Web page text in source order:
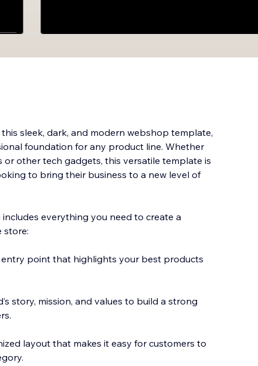
sleek, dark, and modern webshop template,
foundation for any product line. Whether
or other tech gadgets, this versatile template is
to bring their business to a new level of
everything you need to create a
store:
point that highlights your best products
story, mission, and values to build a strong
layout that makes it easy for customers to